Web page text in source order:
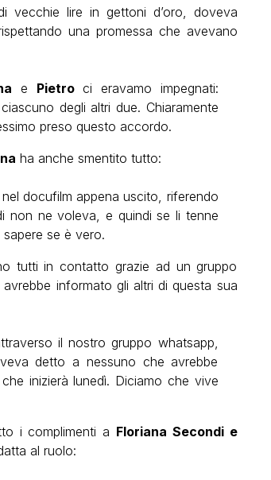
vecchie lire in gettoni d’oro, doveva
una promessa che avevano
e Pietroci eravamo impegnati:
degli altri due. Chiaramente
preso questo accordo.
ha anche smentito tutto:
docufilm appena uscito, riferendo
non ne voleva, e quindi se li tenne
se è vero.
tutti in contatto grazie ad un gruppo
informato gli altri di questa sua
il nostro gruppo whatsapp,
detto a nessuno che avrebbe
inizierà lunedì. Diciamo che vive
i complimenti a Floriana Secondi e
al ruolo: